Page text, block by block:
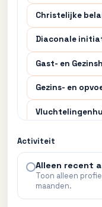
Christelijke
Diaconale
Gast- en
Gezins- en
Zending en
Praktische Hulp
Zakelijke en
Activiteit
Alleen recent
Toon alleen
maanden.